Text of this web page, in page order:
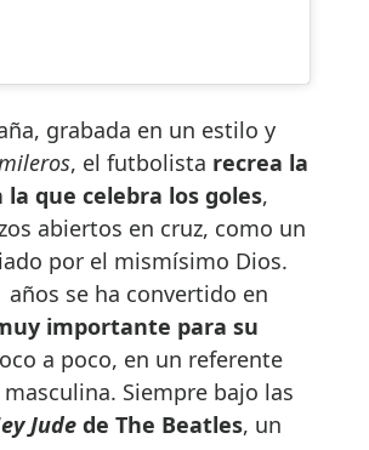
grabada en un estilo y
, el futbolista recrea la
que celebra los goles,
abiertos en cruz, como un
por el mismísimo Dios.
años se ha convertido en
importante para su
a poco, en un referente
Siempre bajo las
Jude de The Beatles, un